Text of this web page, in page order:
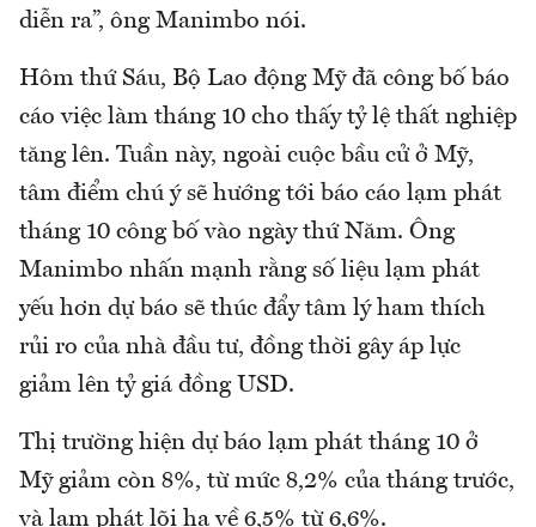
diễn ra”, ông Manimbo nói.
Hôm thứ Sáu, Bộ Lao động Mỹ đã công bố báo
cáo việc làm tháng 10 cho thấy tỷ lệ thất nghiệp
tăng lên. Tuần này, ngoài cuộc bầu cử ở Mỹ,
tâm điểm chú ý sẽ hướng tới báo cáo lạm phát
tháng 10 công bố vào ngày thứ Năm. Ông
Manimbo nhấn mạnh rằng số liệu lạm phát
yếu hơn dự báo sẽ thúc đẩy tâm lý ham thích
rủi ro của nhà đầu tư, đồng thời gây áp lực
giảm lên tỷ giá đồng USD.
Thị trường hiện dự báo lạm phát tháng 10 ở
Mỹ giảm còn 8%, từ mức 8,2% của tháng trước,
và lạm phát lõi hạ về 6,5% từ 6,6%.